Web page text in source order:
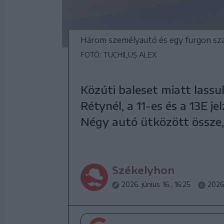
Három személyautó és egy furgon
FOTÓ: TUCHILUȘ ALEX
Közúti baleset miatt
Rétynél, a 11-es és a 13E
Négy autó ütközött
Székelyhon
2026. június 16., 16:25